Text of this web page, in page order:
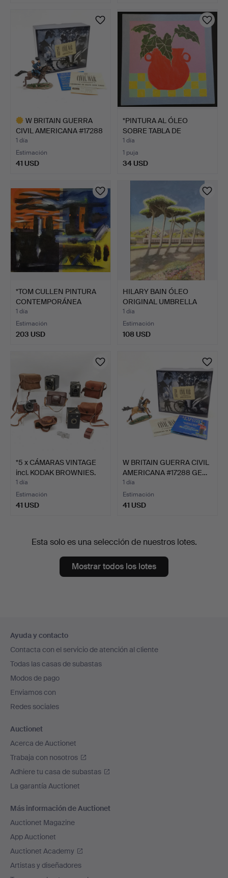
W BRITAIN GUERRA
CIVIL AMERICANA #17288
PH…
1 día
Estimación
41 USD
seleccionado
*PINTURA AL ÓLEO
SOBRE TABLA DE
ANTOINETTE…
1 día
1 puja
34 USD
*TOM CULLEN PINTURA
CONTEMPORÁNEA
SOBRE LI…
1 día
Estimación
203 USD
HILARY BAIN ÓLEO
ORIGINAL UMBRELLA
PINES V…
1 día
Estimación
108 USD
*5 x CÁMARAS VINTAGE
incl. KODAK BROWNIES.
1 día
Estimación
41 USD
W BRITAIN GUERRA CIVIL
AMERICANA #17288 GE…
1 día
Estimación
41 USD
Esta solo es una selección de nuestros lotes.
Mostrar todos los lotes
en
el
pie
de
página
Ayuda y contacto
Contacta con el servicio de atención al cliente
Todas las casas de subastas
Modos de pago
Enviamos con
Redes sociales
Auctionet
Acerca de Auctionet
Trabaja con nosotros
Adhiere tu casa de subastas
La garantía Auctionet
Más información de Auctionet
Auctionet Magazine
App Auctionet
Auctionet Academy
Artistas y diseñadores